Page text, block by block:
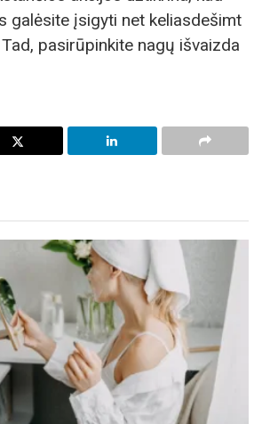
galėsite įsigyti net keliasdešimt
pasirūpinkite nagų išvaizda